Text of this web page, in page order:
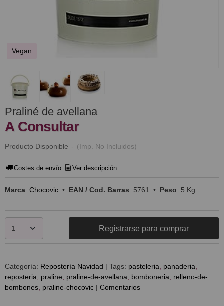
Vegan
Praliné de avellana
A Consultar
Producto Disponible - (Imp. No Incluidos)
Costes de envío Ver descripción
Marca: Chocovic • EAN / Cod. Barras: 5761 • Peso: 5 Kg
Registrarse para comprar
Categoría: Repostería Navidad | Tags: pasteleria
panaderia
reposteria
praline praline-de-avellana bomboneria
relleno-de-
bombones praline-chocovic | Comentarios